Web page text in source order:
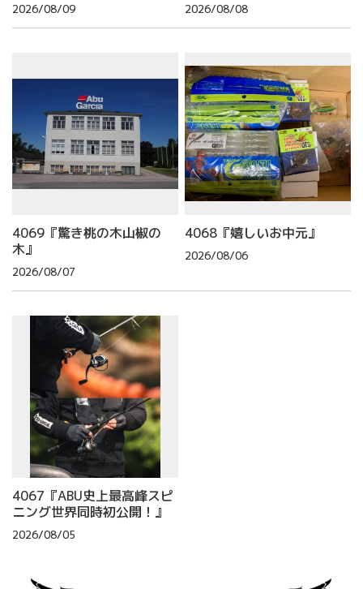
2026/08/09 2026/08/08
4069『驚き桃の木山椒の
木』
2026/08/07
4068『嬉しいお中元』
2026/08/06
4067『ABU史上最高峰スピ
ニング世界同時初公開！』
2026/08/05